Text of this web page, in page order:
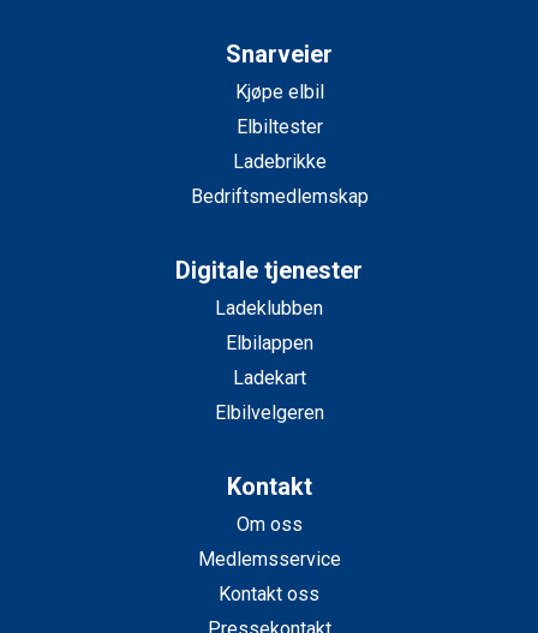
Snarveier
Kjøpe elbil
Elbiltester
Ladebrikke
Bedriftsmedlemskap
Digitale tjenester
Ladeklubben
Elbilappen
Ladekart
Elbilvelgeren
Kontakt
Om oss
Medlemsservice
Kontakt oss